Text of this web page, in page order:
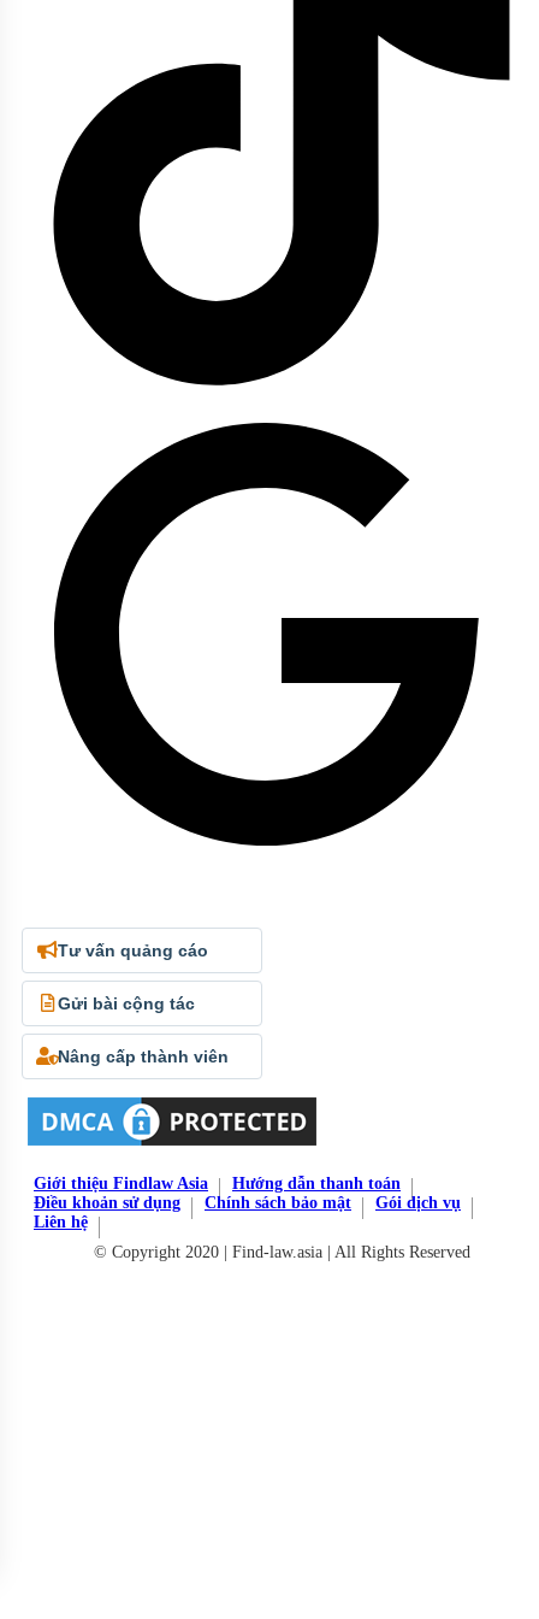
Tư vấn quảng cáo
Gửi bài cộng tác
Nâng cấp thành viên
Giới thiệu Findlaw Asia
Hướng dẫn thanh toán
Điều khoản sử dụng
Chính sách bảo mật
Gói dịch vụ
Liên hệ
© Copyright 2020 | Find-law.asia | All Rights Reserved